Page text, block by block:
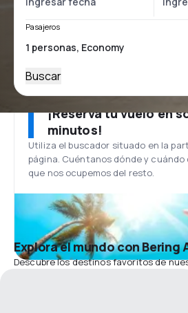
Pasajeros
Buscar
¡Reserva tu vuelo en
minutos!
Utiliza el buscador situado en la
página. Cuéntanos dónde y cuándo
que nos ocupemos del resto.
Explora el mundo con Bering
Descubre los destinos favoritos de